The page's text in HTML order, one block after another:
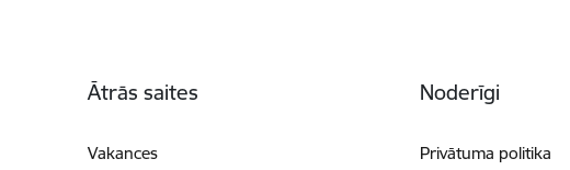
Ātrās saites
Vakances
Noderīgi
Privātuma politika